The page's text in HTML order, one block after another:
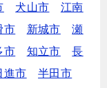
犬山市
江南
市 新城市
瀬
市 知立市
長
進市
半田市